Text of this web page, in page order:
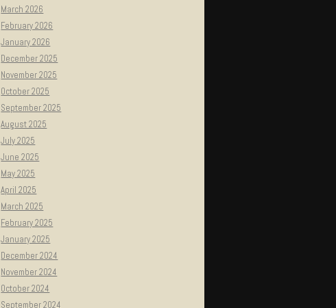
March 2026
February 2026
January 2026
December 2025
November 2025
October 2025
September 2025
August 2025
July 2025
June 2025
May 2025
April 2025
March 2025
February 2025
January 2025
December 2024
November 2024
October 2024
September 2024